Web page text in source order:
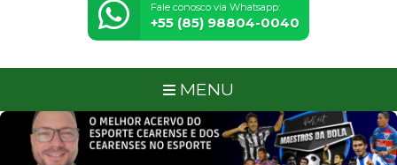
Fale conosco via Whatsapp:
+55 (85) 98804-0040
MENU